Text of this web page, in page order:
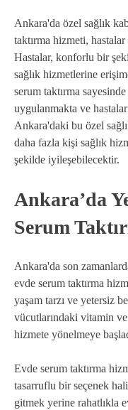
Ankara'da özel sağlık
taktırma hizmeti,
Hastalar, konforlu bir
sağlık hizmetlerine
serum taktırma
uygulanmakta ve
Ankara'daki bu özel
daha fazla kişi sağlık
şekilde iyileşebilecektir.
Ankara’da
Serum
Ankara'da son
evde serum taktırma
yaşam tarzı ve yetersiz
vücutlarındaki vitamin
hizmete yönelmeye
Evde serum taktırma
tasarruflu bir seçenek
gitmek yerine rahatlıkla